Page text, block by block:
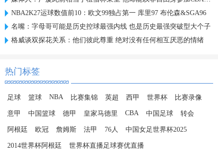
NBA2K27运球数值前10：欧文99独占第一 库里97 布伦森&SGA96
名嘴：字母哥可能是历史控球最强内线 也是历史最强突破型大个子
格威谈双探花关系：他们彼此尊重 绝对没有任何相互厌恶的情绪
热门标签
足球 篮球 NBA 比赛集锦 英超 西甲 世界杯 比赛录像
意甲 中国篮球 德甲 皇家马德里 CBA 中国足球 转会
阿根廷 欧冠 詹姆斯 法甲 76人 中国女足世界杯2025
2014世界杯阿根廷 世界杯直播足球赛优直播